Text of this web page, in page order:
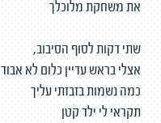
את משחקת מלוכלך
שתי דקות לסוף הסיבוב,
אצלי בראש עדיין כלום לא אבוד
כמה נשמות בזבזתי עליך
תקראי לי ילד קטן